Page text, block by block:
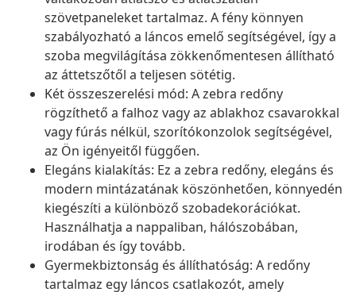
szövetpaneleket tartalmaz. A fény könnyen
szabályozható a láncos emelő segítségével, így a
szoba megvilágítása zökkenőmentesen állítható
az áttetszőtől a teljesen sötétig.
Két összeszerelési mód: A zebra redőny
rögzíthető a falhoz vagy az ablakhoz csavarokkal
vagy fúrás nélkül, szorítókonzolok segítségével,
az Ön igényeitől függően.
Elegáns kialakítás: Ez a zebra redőny, elegáns és
modern mintázatának köszönhetően, könnyedén
kiegészíti a különböző szobadekorációkat.
Használhatja a nappaliban, hálószobában,
irodában és így tovább.
Gyermekbiztonság és állíthatóság: A redőny
tartalmaz egy láncos csatlakozót, amely